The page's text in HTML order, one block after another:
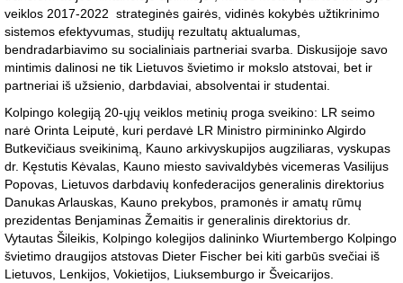
veiklos 2017-2022 strateginės gairės, vidinės kokybės užtikrinimo
sistemos efektyvumas, studijų rezultatų aktualumas,
bendradarbiavimo su socialiniais partneriai svarba. Diskusijoje savo
mintimis dalinosi ne tik Lietuvos švietimo ir mokslo atstovai, bet ir
partneriai iš užsienio, darbdaviai, absolventai ir studentai.
Kolpingo kolegiją 20-ųjų veiklos metinių proga sveikino: LR seimo
narė Orinta Leiputė, kuri perdavė LR Ministro pirmininko Algirdo
Butkevičiaus sveikinimą, Kauno arkivyskupijos augziliaras, vyskupas
dr. Kęstutis Kėvalas, Kauno miesto savivaldybės vicemeras Vasilijus
Popovas, Lietuvos darbdavių konfederacijos generalinis direktorius
Danukas Arlauskas, Kauno prekybos, pramonės ir amatų rūmų
prezidentas Benjaminas Žemaitis ir generalinis direktorius dr.
Vytautas Šileikis, Kolpingo kolegijos dalininko Wiurtembergo Kolpingo
švietimo draugijos atstovas Dieter Fischer bei kiti garbūs svečiai iš
Lietuvos, Lenkijos, Vokietijos, Liuksemburgo ir Šveicarijos.